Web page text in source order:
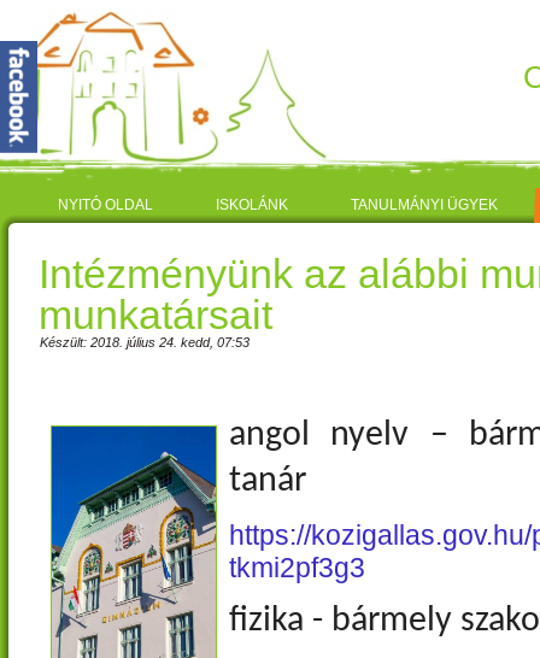
NYITÓ OLDAL ISKOLÁNK TANULMÁNYI ÜGYEK
Intézményünk az alábbi
munkatársait
Készült: 2018. július 24. kedd, 07:53
angol nyelv –
tanár
https://kozigallas.gov.hu/
tkmi2pf3g3
fizika - bármely